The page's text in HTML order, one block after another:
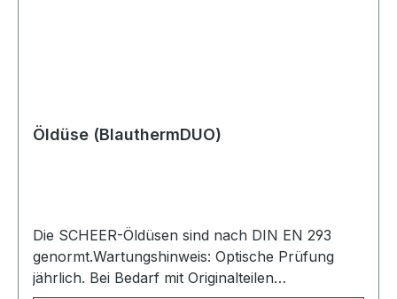
Öldüse (BlauthermDUO)
Die SCHEER-Öldüsen sind nach DIN EN 293
genormt.Wartungshinweis: Optische Prüfung
jährlich. Bei Bedarf mit Originalteilen